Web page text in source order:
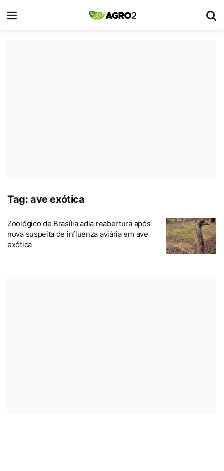
Tag: ave exótica
Zoológico de Brasília adia reabertura após
nova suspeita de influenza aviária em ave
exótica